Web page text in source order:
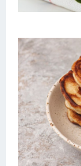
Печенье
Салат
Выпечка
Десерт
Напитки
Дизайн